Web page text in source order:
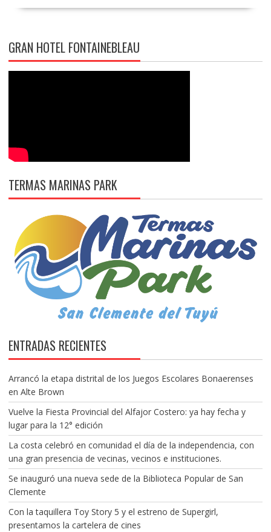
GRAN HOTEL FONTAINEBLEAU
TERMAS MARINAS PARK
ENTRADAS RECIENTES
Arrancó la etapa distrital de los Juegos Escolares Bonaerenses
en Alte Brown
Vuelve la Fiesta Provincial del Alfajor Costero: ya hay fecha y
lugar para la 12° edición
La costa celebró en comunidad el día de la independencia, con
una gran presencia de vecinas, vecinos e instituciones.
Se inauguró una nueva sede de la Biblioteca Popular de San
Clemente
Con la taquillera Toy Story 5 y el estreno de Supergirl,
presentamos la cartelera de cines